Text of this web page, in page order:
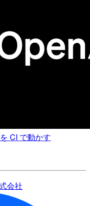
CI で動かす
会社